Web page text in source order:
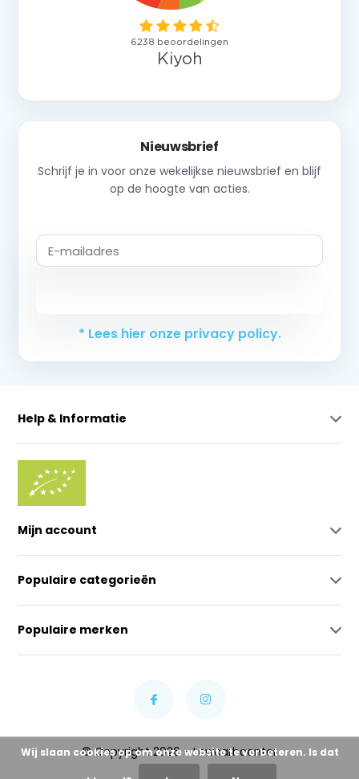
Nieuwsbrief
Schrijf je in voor onze wekelijkse nieuwsbrief en blijf
op de hoogte van acties.
* Lees hier onze privacy policy.
Help & Informatie
Mijn account
Populaire categorieën
Populaire merken
© Copyright 2026 - Lowcarbcenter
Wij slaan cookies op om onze website te verbeteren. Is dat